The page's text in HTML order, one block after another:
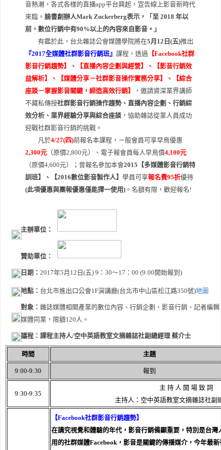
音熱潮，各式各樣的直播app平台興起，宣告線上影音新時代
來臨。 臉書創辦人Mark Zuckerberg表示，「至 2018 年以
前，數位行銷中有90%以上的內容來自影音。」
有鑑於此，台北雜誌公會媒體學院將在5月12日(五)推出
『2017全媒體社群影音行銷班』 課程，透過 【Facebook社群
影音行銷趨勢】、【直播內容企劃與經營】、【影音行銷效
益解析】、【媒體分享－社群影音操作實務分享】、【綜合
座談－掌握影音關鍵，締造高效行銷】
，邀請資深業界講師
不藏私傳授社群影音行銷操作趨勢、直播內容企劃、行銷綜
效分析、業界經驗分享與綜合座談 ，協助雜誌從業人員成功
迎戰社群影音行銷的挑戰。
凡於4/27(四)前報名本課程，ㄧ般會員可享早鳥優惠
2,300元 （原價2,800元）、電子報會員每人早鳥價4,100元
（原價4,600元）；曾報名參加本會2015【多媒體影音行銷特
訓班】、【2016數位影音製作人】 學員可享報名費95折優待
(此項優惠與團報優惠僅能擇一使用) 。名額有限，歡迎報名!
主辦單位：
贊助單位：
日期： 2017年5月12日(五) 9：30～17：00 (9:00開始報到)
地點： 台北市進出口公會1F演講廳(台北市中山區松江路350號)地圖
對象： 雜誌媒體相關產業的數位內容、行銷企劃、影音行銷、記者編
媒體同業，限額120人。
議程： 課程主持人/空中英語教室文摘雜誌社副總經理 蔡
時間 主題
9:00-9:30 報到
9:30-9:35
主 持 人 開 場 致 詞
主持人：空中英語教室文摘雜誌社副
【Facebook社群影音行銷趨勢】
在講究視覺和體驗的年代，影音行銷備顯重要，特別是台灣
用的社群媒體Facebook，影音是關鍵的傳播媒介，今年最